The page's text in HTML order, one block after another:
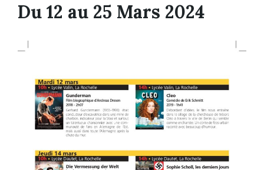
Du 12 au 25 Mars 2024